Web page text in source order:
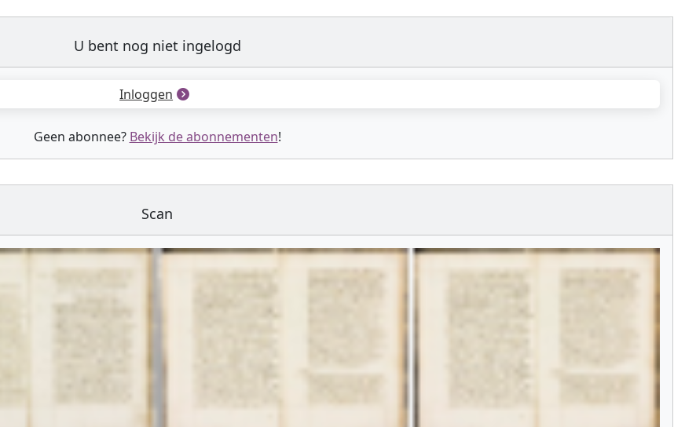
U bent nog niet ingelogd
Inloggen
Geen abonnee? Bekijk de abonnementen!
Scan